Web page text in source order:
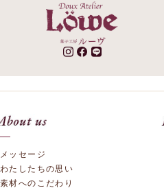
メッセージ
わたしたちの思い
素材へのこだわり